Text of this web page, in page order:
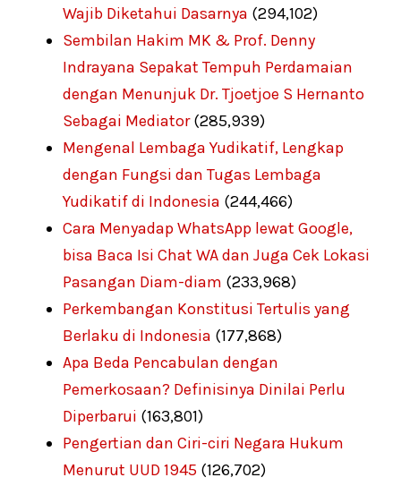
Wajib Diketahui Dasarnya (294,102)
Sembilan Hakim MK & Prof. Denny
Indrayana Sepakat Tempuh Perdamaian
dengan Menunjuk Dr. Tjoetjoe S Hernanto
Sebagai Mediator (285,939)
Mengenal Lembaga Yudikatif, Lengkap
dengan Fungsi dan Tugas Lembaga
Yudikatif di Indonesia (244,466)
Cara Menyadap WhatsApp lewat Google,
bisa Baca Isi Chat WA dan Juga Cek Lokasi
Pasangan Diam-diam (233,968)
Perkembangan Konstitusi Tertulis yang
Berlaku di Indonesia (177,868)
Apa Beda Pencabulan dengan
Pemerkosaan? Definisinya Dinilai Perlu
Diperbarui (163,801)
Pengertian dan Ciri-ciri Negara Hukum
Menurut UUD 1945 (126,702)